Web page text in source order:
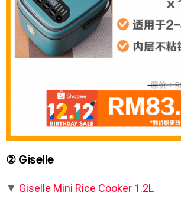
② Giselle
▼ Giselle Mini Rice Cooker 1.2L